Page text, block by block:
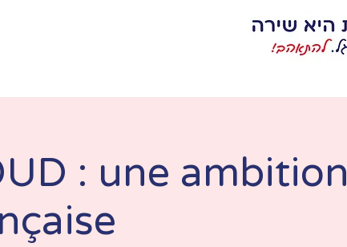
: une ambition